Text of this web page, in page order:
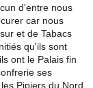
d'entre nous
car nous
et de Tabacs
qu'ils sont
ont le Palais fin
ses
Pipiers du Nord